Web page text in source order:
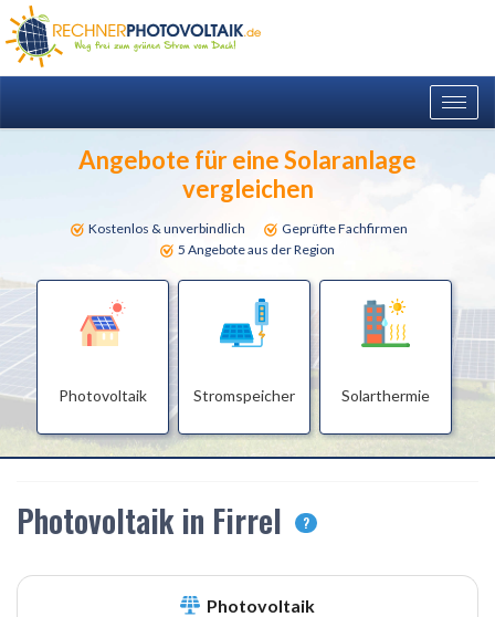
Angebote für eine Solaranlage
vergleichen
Kostenlos & unverbindlich
Geprüfte Fachfirmen
5 Angebote aus der Region
Photovoltaik Stromspeicher Solarthermie
Photovoltaik in Firrel ?
Photovoltaik